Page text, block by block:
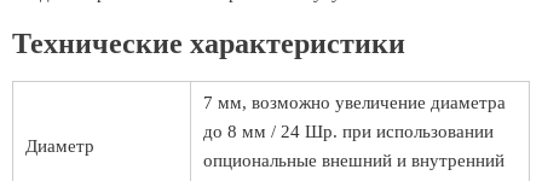
Технические характеристики
Диаметр
7 мм, возможно увеличение диаметра
до 8 мм / 24 Шр. при использовании
опциональные внешний и внутренний